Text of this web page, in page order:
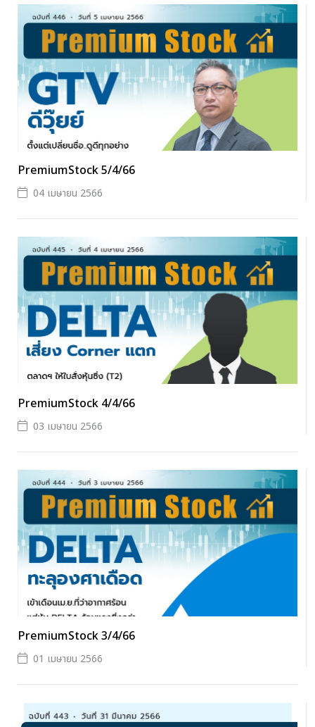
PremiumStock 5/4/66
04 เมษายน 2566
PremiumStock 4/4/66
03 เมษายน 2566
PremiumStock 3/4/66
01 เมษายน 2566